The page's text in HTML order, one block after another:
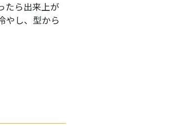
たら出来上が
やし、型から